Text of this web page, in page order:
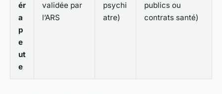
ér
a
p
e
ut
e
validée par
l’ARS
psychi
atre)
publics ou
contrats santé)